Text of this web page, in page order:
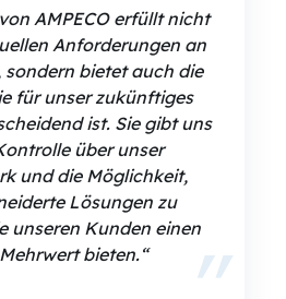
AMPECO erfüllt nicht
Anforderungen an
sondern bietet auch die
für unser zukünftiges
ist. Sie gibt uns
über unser
und die Möglichkeit,
Lösungen zu
unseren Kunden einen
bieten.“